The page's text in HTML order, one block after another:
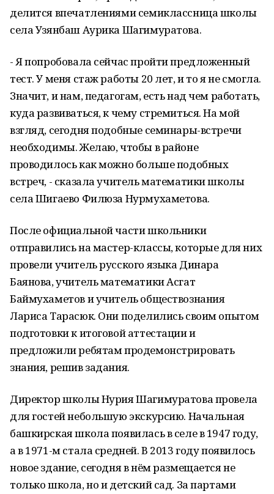
делится впечатлениями семиклассница школы
села Узянбаш Аурика Шагимуратова.
- Я попробовала сейчас пройти предложенный
тест. У меня стаж работы 20 лет, и то я не смогла.
Значит, и нам, педагогам, есть над чем работать,
куда развиваться, к чему стремиться. На мой
взгляд, сегодня подобные семинары-встречи
необходимы. Желаю, чтобы в районе
проводилось как можно больше подобных
встреч, - сказала учитель математики школы
села Шигаево Филюза Нурмухаметова.
После официальной части школьники
отправились на мастер-классы, которые для них
провели учитель русского языка Динара
Баянова, учитель математики Асгат
Баймухаметов и учитель обществознания
Лариса Тарасюк. Они поделились своим опытом
подготовки к итоговой аттестации и
предложили ребятам продемонстрировать
знания, решив задания.
Директор школы Нурия Шагимуратова провела
для гостей небольшую экскурсию. Начальная
башкирская школа появилась в селе в 1947 году,
а в 1971-м стала средней. В 2013 году появилось
новое здание, сегодня в нём размещается не
только школа, но и детский сад. За партами